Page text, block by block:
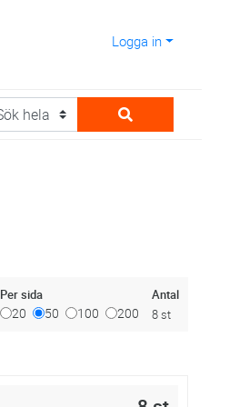
Logga in
Per sida
20 50 100 200
Antal
8 st